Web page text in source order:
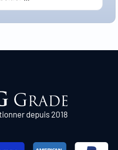
depuis 2018